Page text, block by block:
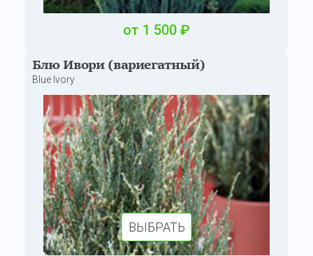
от 1 500 ₽
Блю Ивори (вариегатный)
Blue Ivory
ВЫБРАТЬ